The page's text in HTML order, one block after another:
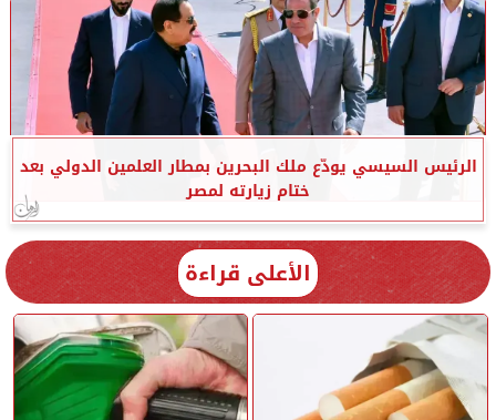
الرئيس السيسي يودّع ملك البحرين بمطار العلمين الدولي بعد
ختام زيارته لمصر
الأعلى قراءة